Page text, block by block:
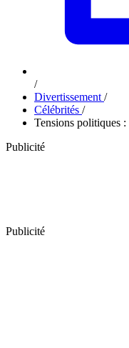
/
Divertissement /
Célébrités /
Tensions politiques
Publicité
Publicité